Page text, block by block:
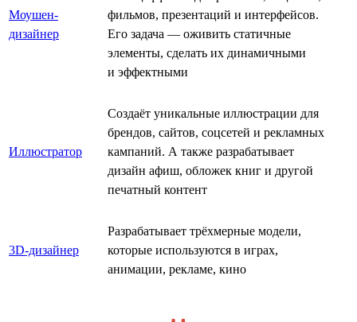
Моушен-
дизайнер
фильмов, презентаций и интерфейсов.
Его задача — оживить статичные
элементы, сделать их динамичными
и эффектными
Иллюстратор
Создаёт уникальные иллюстрации для
брендов, сайтов, соцсетей и рекламных
кампаний. А также разрабатывает
дизайн афиш, обложек книг и другой
печатный контент
3D-дизайнер
Разрабатывает трёхмерные модели,
которые используются в играх,
анимации, рекламе, кино